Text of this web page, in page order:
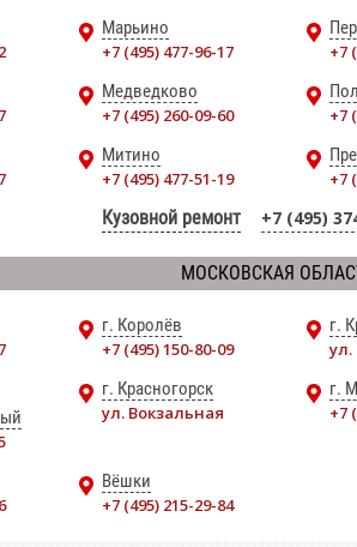
Марьино
+7 (495) 477-96-17
+7
Медведково
+7 (495) 260-09-60
+7
Митино
+7 (495) 477-51-19
+7
Кузовной ремонт +7 (495)
МОСКОВСКАЯ
г. Королёв
+7 (495) 150-80-09
г.
ул.
г. Красногорск
ул. Вокзальная
г.
+7
Вёшки
+7 (495) 215-29-84